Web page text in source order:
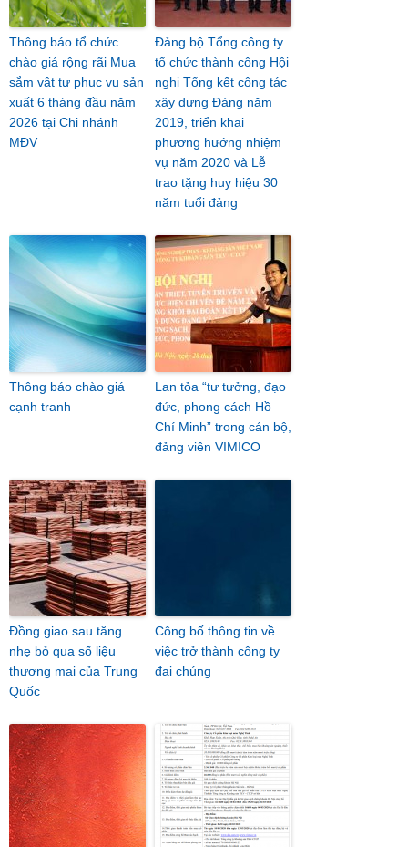
Thông báo tổ chức
chào giá rộng rãi Mua
sắm vật tư phục vụ sản
xuất 6 tháng đầu năm
2026 tại Chi nhánh
MĐV
Đảng bộ Tổng công ty
tổ chức thành công Hội
nghị Tổng kết công tác
xây dựng Đảng năm
2019, triển khai
phương hướng nhiệm
vụ năm 2020 và Lễ
trao tặng huy hiệu 30
năm tuổi đảng
Thông báo chào giá
cạnh tranh
Lan tỏa “tư tưởng, đạo
đức, phong cách Hồ
Chí Minh” trong cán bộ,
đảng viên VIMICO
Đồng giao sau tăng
nhẹ bỏ qua số liệu
thương mại của Trung
Quốc
Công bố thông tin về
việc trở thành công ty
đại chúng